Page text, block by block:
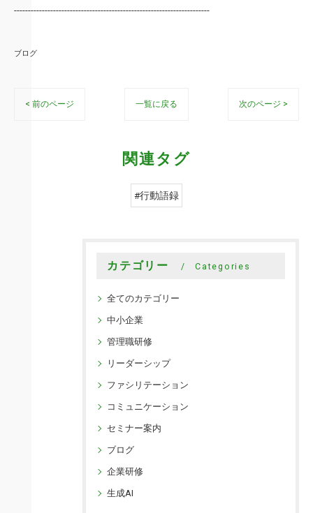
----------------------------------------------------------------------
ブログ
< 前のページ 一覧に戻る 次のページ >
関連タグ
#行動語録
カテゴリー Categories
全てのカテゴリー
中小企業
管理職研修
リーダーシップ
ファシリテーション
コミュニケーション
セミナー案内
ブログ
企業研修
生成AI